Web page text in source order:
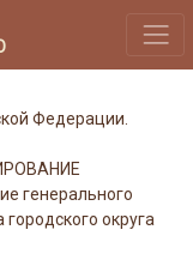
Федерации.
генерального
округа